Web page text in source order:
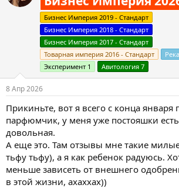
и
Бизнес Империя 2019 - Стандарт
Бизнес Империя 2018 - Стандарт
Бизнес Империя 2017 - Стандарт
Товарная империя 2016 - Стандарт
Эксперимент 1
Авитология 7
8 Апр 2026
Прикиньте, вот я всего с конца
парфюмчик, у меня уже постояшки
довольная.
А еще это. Там отзывы мне такие
тьфу тьфу), а я как ребенок радуюсь.
меньше зависеть от внешнего
в этой жизни, ахаххах))